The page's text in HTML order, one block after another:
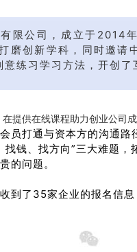
有限公司，成立于2014
磨创新学科，同时邀请
练习学习方法，开创了
提供在线课程助力创业公司成
员打通与资本方的沟通
找钱、找方向”三大难题，
的问题。
到了35家企业的报名信息